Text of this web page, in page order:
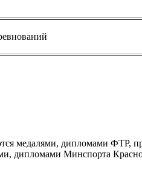
медалями, дипломами ФТР,
дипломами Минспорта